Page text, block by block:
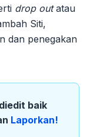
drop outatau
Siti,
dan penegakan
baik
Laporkan!